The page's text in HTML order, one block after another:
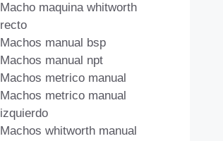
Macho maquina whitworth
recto
Machos manual bsp
Machos manual npt
Machos metrico manual
Machos metrico manual
izquierdo
Machos whitworth manual